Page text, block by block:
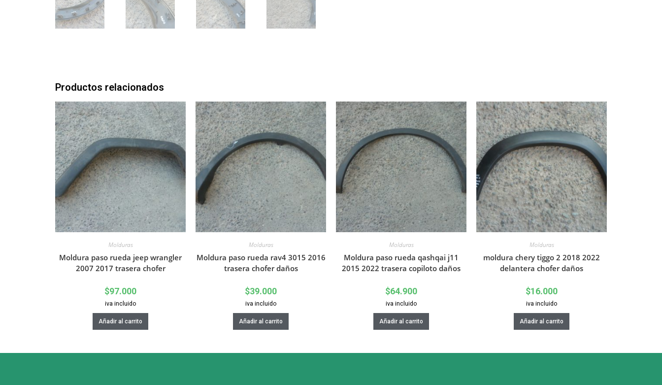
Productos relacionados
Molduras
Moldura paso rueda jeep wrangler
2007 2017 trasera chofer
$97.000
iva incluido
Añadir al carrito
Molduras
Moldura paso rueda rav4 3015 2016
trasera chofer daños
$39.000
iva incluido
Añadir al carrito
Molduras
Moldura paso rueda qashqai j11
2015 2022 trasera copiloto daños
$64.900
iva incluido
Añadir al carrito
Molduras
moldura chery tiggo 2 2018 2022
delantera chofer daños
$16.000
iva incluido
Añadir al carrito